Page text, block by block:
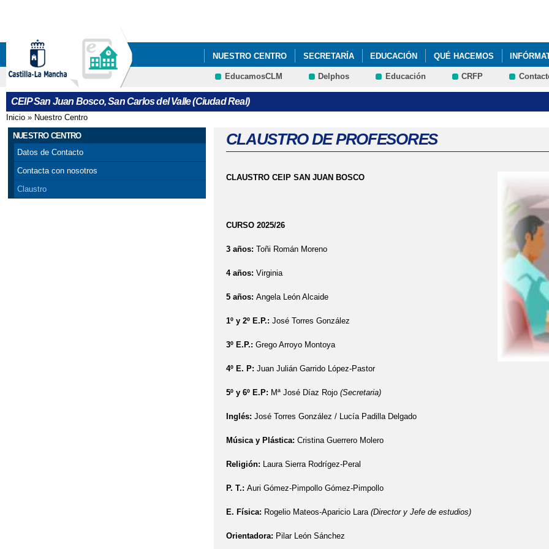
NUESTRO CENTRO SECRETARÍA EDUCACIÓN QUÉ HACEMOS
EducamosCLM Delphos Educación CRFP
CEIP San Juan Bosco, San Carlos del Valle (Ciudad Real)
Se encuentra usted aquí
Inicio » Nuestro Centro
NUESTRO CENTRO
Datos de Contacto
Contacta con nosotros
Claustro
CLAUSTRO DE PROFESORES
CLAUSTRO CEIP SAN JUAN BOSCO
CURSO 2025/26
3 años: Toñi Román Moreno
4 años: Virginia
5 años: Angela León Alcaide
1º y 2º E.P.: José Torres González
3º E.P.: Grego Arroyo Montoya
4º E. P: Juan Julián Garrido López-Pastor
5º y 6º E.P: Mª José Díaz Rojo (Secretaria)
Inglés: José Torres González / Lucía Padilla Delgado
Música y Plástica: Cristina Guerrero Molero
Religión: Laura Sierra Rodrígez-Peral
P. T.: Auri Gómez-Pimpollo Gómez-Pimpollo
E. Física: Rogelio Mateos-Aparicio Lara (Director y Jefe de estudios)
Orientadora: Pilar León Sánchez